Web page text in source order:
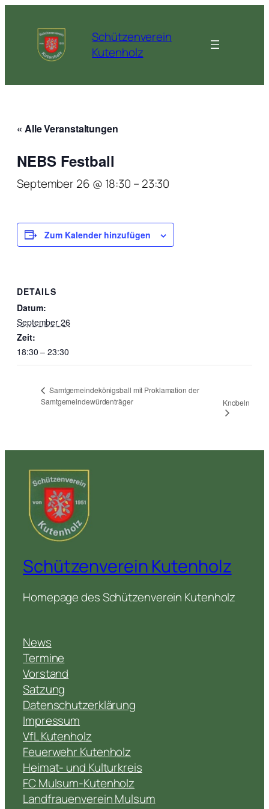
Schützenverein
Kutenholz
« Alle Veranstaltungen
NEBS Festball
September 26 @ 18:30 – 23:30
Zum Kalender hinzufügen
DETAILS
Datum:
September 26
Zeit:
18:30 – 23:30
Samtgemeindekönigsball mit Proklamation der
Samtgemeindewürdenträger
Knobeln
Schützenverein Kutenholz
Homepage des Schützenverein Kutenholz
News
Termine
Vorstand
Satzung
Datenschutzerklärung
Impressum
VfL Kutenholz
Feuerwehr Kutenholz
Heimat- und Kulturkreis
FC Mulsum-Kutenholz
Landfrauenverein Mulsum